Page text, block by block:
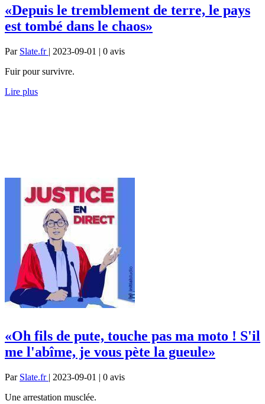
«Depuis le tremblement de terre, le pays
est tombé dans le chaos»
Par Slate.fr | 2023-09-01 | 0 avis
Fuir pour survivre.
Lire plus
«Oh fils de pute, touche pas ma moto ! S'il
me l'abîme, je vous pète la gueule»
Par Slate.fr | 2023-09-01 | 0 avis
Une arrestation musclée.